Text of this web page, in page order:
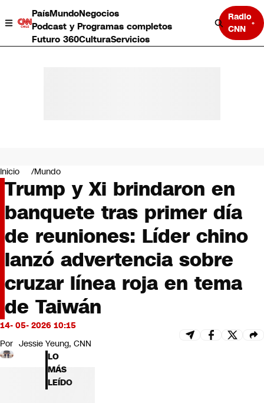
PaísMundoNegocios
Podcast y Programas completos
Futuro 360CulturaServicios
Radio
CNN
Negocios
Deportes
Programas completos
Cultura
Servicios
Bits
CNN Data
CNN tiempo
Opinión
Inicio Mundo
Trump y Xi brindaron en
banquete tras primer día
de reuniones: Líder chino
lanzó advertencia sobre
cruzar línea roja en tema
de Taiwán
14- 05- 2026 10:15
Por Jessie Yeung, CNN
LO
MÁS
LEÍDO